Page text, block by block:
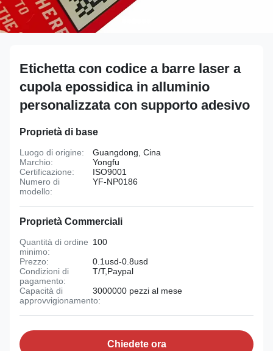
Etichetta con codice a barre laser a
cupola epossidica in alluminio
personalizzata con supporto adesivo
Proprietà di base
Luogo di origine:
Guangdong, Cina
Marchio:
Yongfu
Certificazione:
ISO9001
Numero di
modello:
YF-NP0186
Proprietà Commerciali
Quantità di ordine
minimo:
100
Prezzo:
0.1usd-0.8usd
Condizioni di
pagamento:
T/T,Paypal
Capacità di
approvvigionamento:
3000000 pezzi al mese
Chiedete ora